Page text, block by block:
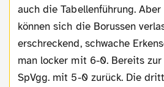
auch die Tabellenführung.
können sich die Borussen
erschreckend, schwache
man locker mit 6-0. Bereits
SpVgg. mit 5-0 zurück. Die